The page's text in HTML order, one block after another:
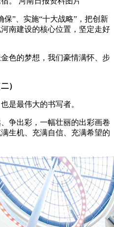
”、实施“十大战略”，把创新
南建设的核心位置，坚定走好
的梦想，我们豪情满怀、步
二）
最伟大的书写者。
出彩，一幅壮丽的出彩画卷
生机、充满自信、充满希望的